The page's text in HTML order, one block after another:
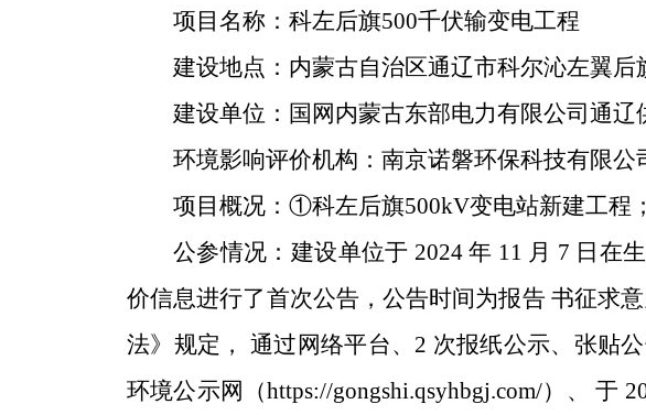
项目名称 ：科左后旗500千伏输变电工程
建设地点 ： 内蒙古自治区通辽市科尔沁左翼后
建设单位：国网内蒙古东部电力有限公司通辽
环境影响评价机构： 南京诺磐环保科技有限公
项目概况 ： ①科左后旗500kV变电站新建工程
公参情况： 建设单位于 2024 年 11 月 7 日在
价信息进行了首次公告，公告时间为报告 书征求
法》规定， 通过网络平台、2 次报纸公示、张贴
环境公示网（https://gongshi.qsyhbgj.com/）、 于